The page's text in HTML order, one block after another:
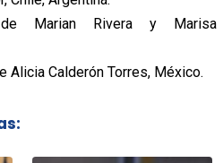
Marian Rivera y Marisa
Alicia Calderón Torres, México.